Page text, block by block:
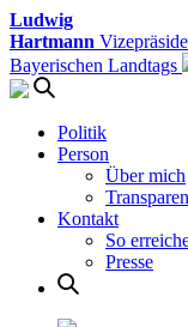
Ludwig
Hartmann
Bayerischen Landtags
Politik
Person
Über mich
Kontakt
So
Presse